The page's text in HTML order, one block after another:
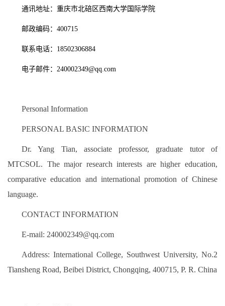
通讯地址：重庆市北碚区西南大学国际学院
邮政编码：400715
联系电话：18502306884
电子邮件：240002349@qq.com
Personal Information
PERSONAL BASIC INFORMATION
Dr. Yang Tian, associate professor, graduate tutor of
MTCSOL. The major research interests are higher education,
comparative education and international promotion of Chinese
language.
CONTACT INFORMATION
E-mail: 240002349@qq.com
Address: International College, Southwest University, No.2
Tiansheng Road, Beibei District, Chongqing, 400715, P. R. China